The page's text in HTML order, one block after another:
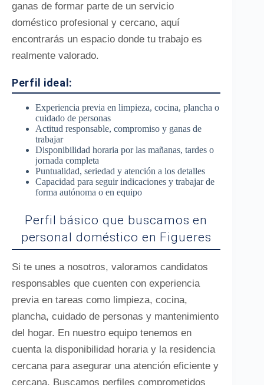
ganas de formar parte de un servicio
doméstico profesional y cercano, aquí
encontrarás un espacio donde tu trabajo es
realmente valorado.
Perfil ideal:
Experiencia previa en limpieza, cocina, plancha o
cuidado de personas
Actitud responsable, compromiso y ganas de
trabajar
Disponibilidad horaria por las mañanas, tardes o
jornada completa
Puntualidad, seriedad y atención a los detalles
Capacidad para seguir indicaciones y trabajar de
forma autónoma o en equipo
Perfil básico que buscamos en
personal doméstico en Figueres
Si te unes a nosotros, valoramos candidatos
responsables que cuenten con experiencia
previa en tareas como limpieza, cocina,
plancha, cuidado de personas y mantenimiento
del hogar. En nuestro equipo tenemos en
cuenta la disponibilidad horaria y la residencia
cercana para asegurar una atención eficiente y
cercana. Buscamos perfiles comprometidos